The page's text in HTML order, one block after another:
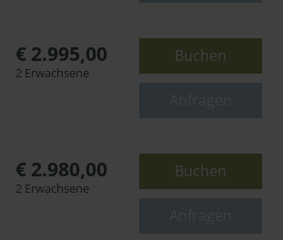
€ 2.995,00
2 Erwachsene
Buchen
€ 2.980,00
2 Erwachsene
Buchen